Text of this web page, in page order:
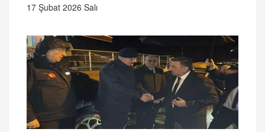
17 Şubat 2026 Salı